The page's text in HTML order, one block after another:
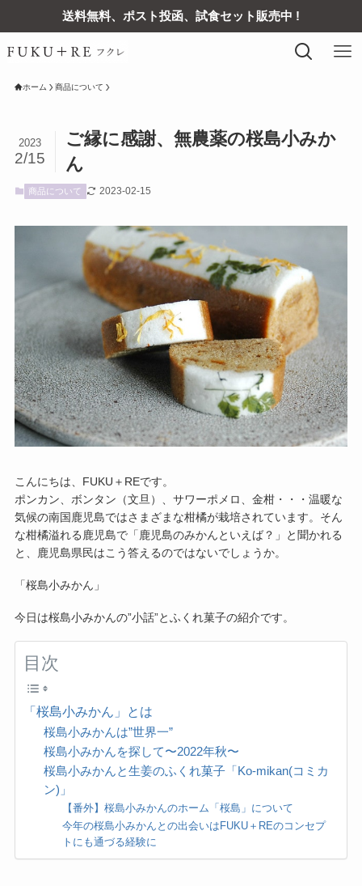
送料無料、ポスト投函、試食セット販売中 !
ホーム 商品について
ご縁に感謝、無農薬の桜島小みか
ん
2023
2/15
商品について 2023-02-15
こんにちは、FUKU＋REです。
ポンカン、ボンタン（文旦）、サワーポメロ、金柑・・・温暖な
気候の南国鹿児島ではさまざまな柑橘が栽培されています。そん
な柑橘溢れる鹿児島で「鹿児島のみかんといえば？」と聞かれる
と、鹿児島県民はこう答えるのではないでしょうか。
「桜島小みかん」
今日は桜島小みかんの”小話”とふくれ菓子の紹介です。
目次
「桜島小みかん」とは
桜島小みかんは”世界一”
桜島小みかんを探して〜2022年秋〜
桜島小みかんと生姜のふくれ菓子「Ko-mikan(コミカ
ン)」
【番外】桜島小みかんのホーム「桜島」について
今年の桜島小みかんとの出会いはFUKU＋REのコンセプ
トにも通づる経験に